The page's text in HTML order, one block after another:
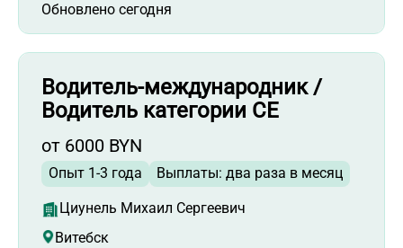
Обновлено сегодня
Водитель-международник /
Водитель категории СЕ
от 6000 BYN
Опыт 1-3 года Выплаты: два раза в месяц
Циунель Михаил Сергеевич
Витебск